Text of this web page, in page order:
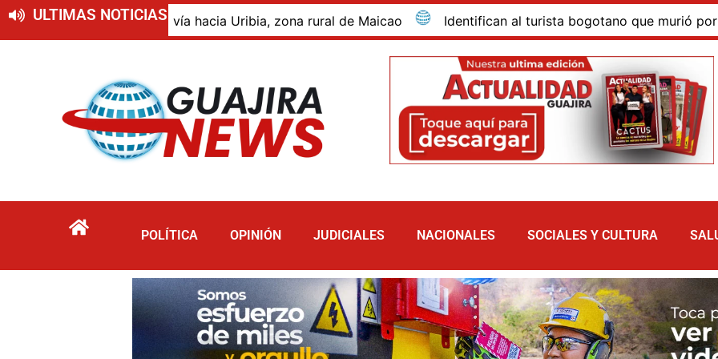
ULTIMAS NOTICIAS
antigua vía hacia Uribia, zona rural de Maicao Identifican al turista bogotano que murió por inmersión en las
POLÍTICA OPINIÓN JUDICIALES NACIONALES SOCIALES Y CULTURA